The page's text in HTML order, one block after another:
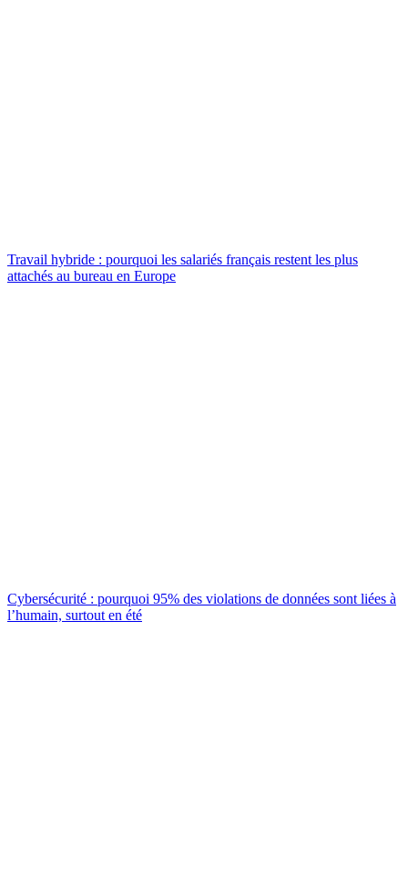
Travail hybride : pourquoi les salariés français restent les plus
attachés au bureau en Europe
Cybersécurité : pourquoi 95% des violations de données sont liées à
l’humain, surtout en été